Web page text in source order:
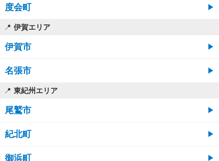
度会町
伊賀エリア
伊賀市
名張市
東紀州エリア
尾鷲市
紀北町
御浜町